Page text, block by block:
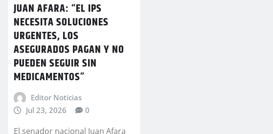
JUAN AFARA: “EL IPS
NECESITA SOLUCIONES
URGENTES, LOS
ASEGURADOS PAGAN Y NO
PUEDEN SEGUIR SIN
MEDICAMENTOS”
Editor Noticias
Jul 23, 2026
0
El senador nacional Juan Afara